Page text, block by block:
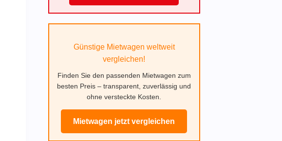
Günstige Mietwagen weltweit
vergleichen!
Finden Sie den passenden Mietwagen zum
besten Preis – transparent, zuverlässig und
ohne versteckte Kosten.
Mietwagen jetzt vergleichen